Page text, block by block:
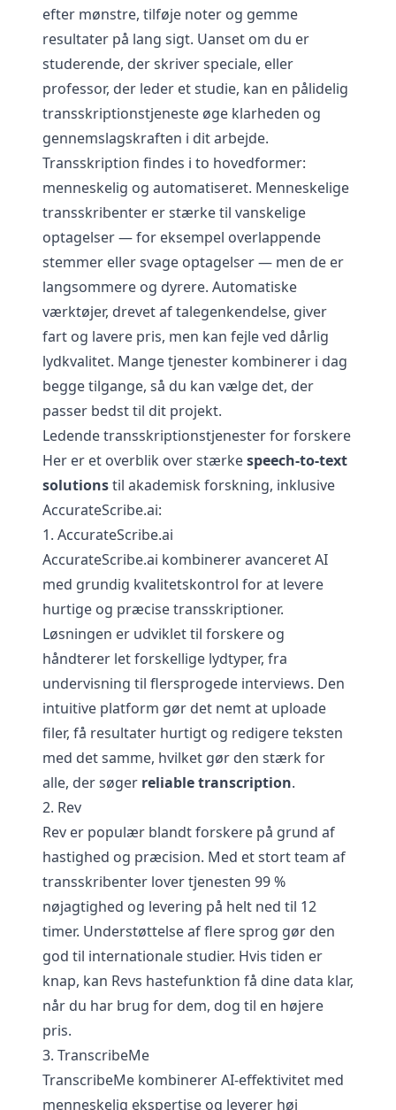
efter mønstre, tilføje noter og gemme
resultater på lang sigt. Uanset om du er
studerende, der skriver speciale, eller
professor, der leder et studie, kan en pålidelig
transskriptionstjeneste øge klarheden og
gennemslagskraften i dit arbejde.
Transskription findes i to hovedformer:
menneskelig og automatiseret. Menneskelige
transskribenter er stærke til vanskelige
optagelser — for eksempel overlappende
stemmer eller svage optagelser — men de er
langsommere og dyrere. Automatiske
værktøjer, drevet af talegenkendelse, giver
fart og lavere pris, men kan fejle ved dårlig
lydkvalitet. Mange tjenester kombinerer i dag
begge tilgange, så du kan vælge det, der
passer bedst til dit projekt.
Ledende transskriptionstjenester for forskere
Her er et overblik over stærkespeech-to-text
solutionstil akademisk forskning, inklusive
AccurateScribe.ai:
1. AccurateScribe.ai
AccurateScribe.ai kombinerer avanceret AI
med grundig kvalitetskontrol for at levere
hurtige og præcise transskriptioner.
Løsningen er udviklet til forskere og
håndterer let forskellige lydtyper, fra
undervisning til flersprogede interviews. Den
intuitive platform gør det nemt at uploade
filer, få resultater hurtigt og redigere teksten
med det samme, hvilket gør den stærk for
alle, der søger reliable transcription.
2. Rev
Rev er populær blandt forskere på grund af
hastighed og præcision. Med et stort team af
transskribenter lover tjenesten 99 %
nøjagtighed og levering på helt ned til 12
timer. Understøttelse af flere sprog gør den
god til internationale studier. Hvis tiden er
knap, kan Revs hastefunktion få dine data klar,
når du har brug for dem, dog til en højere
pris.
3. TranscribeMe
TranscribeMe kombinerer AI-effektivitet med
menneskelig ekspertise og leverer høj